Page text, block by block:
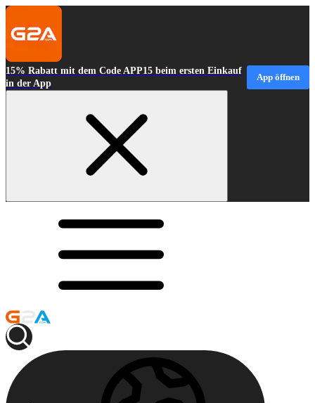
15% Rabatt mit dem Code APP15 beim ersten Einkauf
in der App
App öffnen